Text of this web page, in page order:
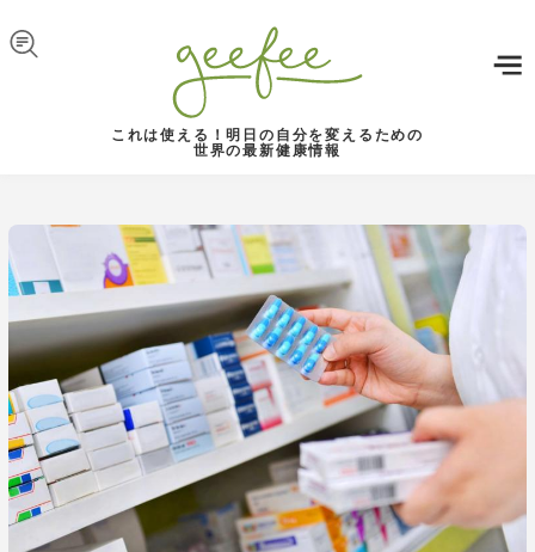
これは使える！明日の自分を変えるための
世界の最新健康情報